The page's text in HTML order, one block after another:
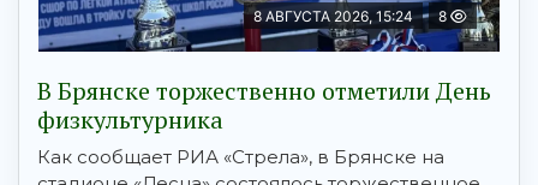
8 АВГУСТА 2026, 15:24 8
В Брянске торжественно отметили День
физкультурника
Как сообщает РИА «Стрела», в Брянске на